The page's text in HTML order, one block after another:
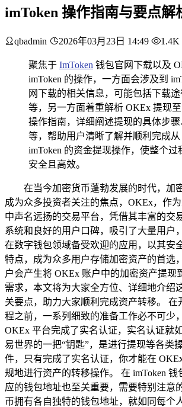
imToken 操作指南与要点解
qbadmin 2026年03月23日 14:49 1.4K
聚焦于 ImToken 钱包官网下载以及
imToken 的操作，一方面会涉及到
网下载的相关信息，可能包括下载途
等，另一方面着重解析 OKEx 提现至
操作指南，详细阐述提现的具体步
等，帮助用户清晰了解并顺利完成从
imToken 的资金提现操作，使整个过
安全且高效。
在当今加密货币蓬勃发展的时代，加
成为众多投资者关注的焦点，OKEx，作
中声名远扬的交易平台，凭借其丰富的交
系统和良好的用户口碑，吸引了大量用户
在数字钱包领域备受欢迎的应用，以其安
特点，成为众多用户存储加密资产的首选
户会产生将 OKEx 账户中的加密资产提现
需求，本文将为大家全方位、详细地介绍
关要点，助力大家顺利完成资产转移。 在
程之前，一系列细致的准备工作必不可少
OKEx 平台完成了实名认证，实名认证就
易世界的一把“钥匙”，是进行提现等各类
件，只有完成了实名认证，你才能在
规地进行资产的转移操作。 在 imToken 钱
应的钱包地址也至关重要，需要特别注意
币拥有各自独特的钱包地址，就如同每个